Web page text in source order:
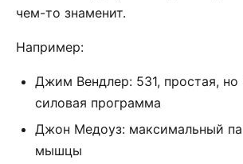
чем-то знаменит.
Например:
Джим Вендлер: 531, простая, но
силовая программа
Джон Медоуз: максимальный
мышцы